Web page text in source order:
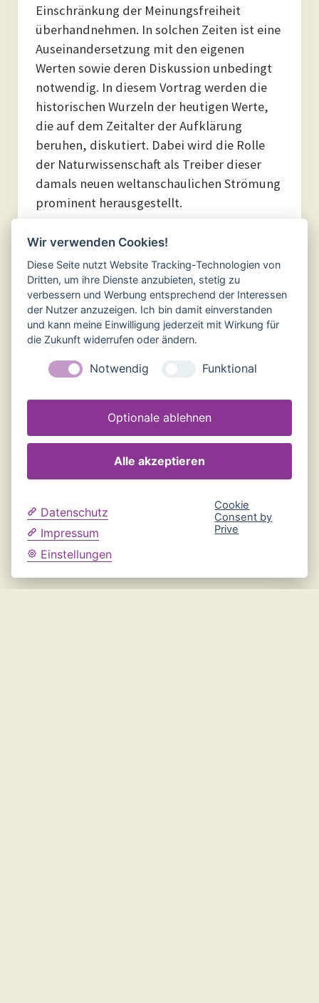
Wir verwenden Cookies!
Diese Seite nutzt Website Tracking-Technologien von
Dritten, um ihre Dienste anzubieten, stetig zu
verbessern und Werbung entsprechend der Interessen
der Nutzer anzuzeigen. Ich bin damit einverstanden
und kann meine Einwilligung jederzeit mit Wirkung für
die Zukunft widerrufen oder ändern.
Notwendig Funktional
Optionale ablehnen
Alle akzeptieren
Datenschutz
Impressum
Einstellungen
Cookie
Consent by
Prive
Einschränkung der Meinungsfreiheit
überhandnehmen. In solchen Zeiten ist eine
Auseinandersetzung mit den eigenen
Werten sowie deren Diskussion unbedingt
notwendig. In diesem Vortrag werden die
historischen Wurzeln der heutigen Werte,
die auf dem Zeitalter der Aufklärung
beruhen, diskutiert. Dabei wird die Rolle
der Naturwissenschaft als Treiber dieser
damals neuen weltanschaulichen Strömung
prominent herausgestellt.
Eintritt: Frei